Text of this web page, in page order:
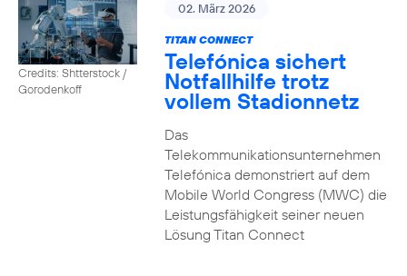
Credits: Shtterstock /
Gorodenkoff
02. März 2026
TITAN CONNECT
Telefónica sichert
Notfallhilfe trotz
vollem Stadionnetz
Das
Telekommunikationsunternehmen
Telefónica demonstriert auf dem
Mobile World Congress (MWC) die
Leistungsfähigkeit seiner neuen
Lösung Titan Connect